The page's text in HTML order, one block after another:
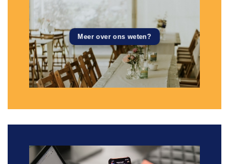
Meer over ons weten?